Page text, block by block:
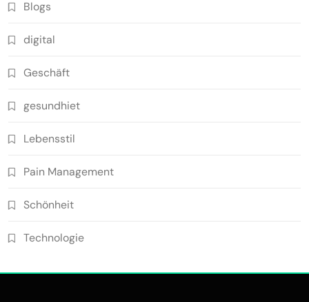
Blogs
digital
Geschäft
gesundhiet
Lebensstil
Pain Management
Schönheit
Technologie